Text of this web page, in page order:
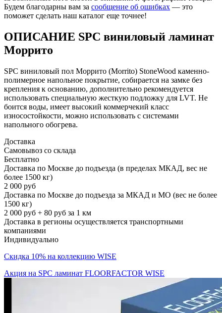
Будем благодарны вам за сообщение об ошибках — это
поможет сделать наш каталог еще точнее!
ОПИСАНИЕ SPC виниловый ламинат
Моррито
SPC виниловый пол Моррито (Morrito) StoneWood каменно-
полимерное напольное покрытие, собирается на замке без
крепления к основанию, дополнительно рекомендуется
использовать специальную жесткую подложку для LVT. Не
боится воды, имеет высокий коммерчекий класс
износостойкости, можно использовать с системами
напольного обогрева.
Доставка
Самовывоз со склада
Бесплатно
Доставка по Москве до подъезда (в пределах МКАД, вес не
более 1500 кг)
2 000 руб
Доставка по Москве до подъезда за МКАД и МО (вес не более
1500 кг)
2 000 руб + 80 руб за 1 км
Доставка в регионы осуществляется транспортными
компаниями
Индивидуально
Скидка 10% на коллекцию WISE
Акция на SPC ламинат FLOORFACTOR WISE